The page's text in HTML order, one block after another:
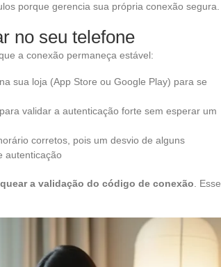
porque gerencia sua própria conexão segura.
no seu telefone
a conexão permaneça estável:
sua loja (App Store ou Google Play) para se
validar a autenticação forte sem esperar um
corretos, pois um desvio de alguns
autenticação
a validação do código de conexão. Esse